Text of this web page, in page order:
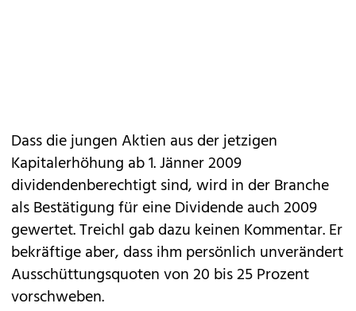
Dass die jungen Aktien aus der jetzigen
Kapitalerhöhung ab 1. Jänner 2009
dividendenberechtigt sind, wird in der Branche
als Bestätigung für eine Dividende auch 2009
gewertet. Treichl gab dazu keinen Kommentar. Er
bekräftige aber, dass ihm persönlich unverändert
Ausschüttungsquoten von 20 bis 25 Prozent
vorschweben.